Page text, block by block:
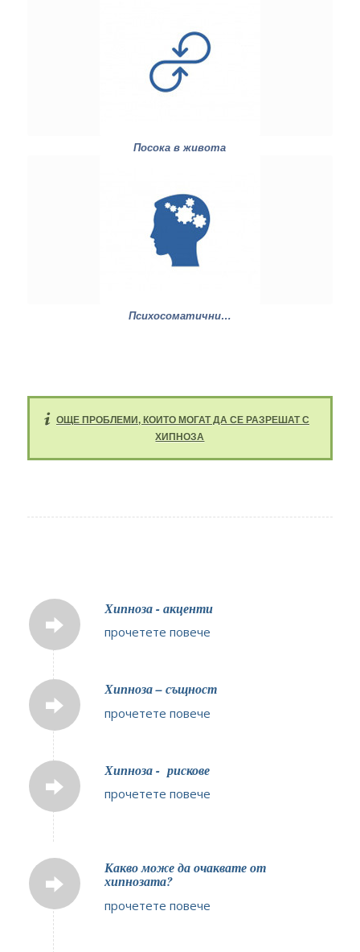
Посока в живота
Психосоматични…
ОЩЕ ПРОБЛЕМИ, КОИТО МОГАТ ДА СЕ РАЗРЕШАТ С
ХИПНОЗА
Хипноза - акценти
прочетете повече
Хипноза – същност
прочетете повече
Хипноза - рискове
прочетете повече
Какво може да очаквате от
хипнозата?
прочетете повече